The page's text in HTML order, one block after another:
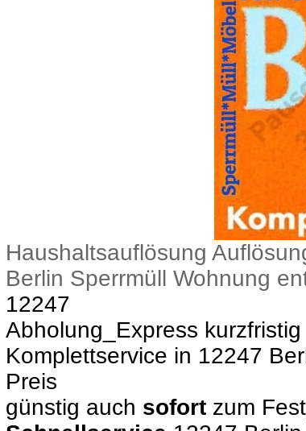
Haushaltsauflösung
Berlin Sperrmüll Wohnung
12247
Abholung_Express kurzfristig
Komplettservice in 12247
Preis
günstig auch sofort zum